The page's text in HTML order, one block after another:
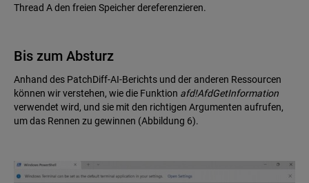
Thread A den freien Speicher dereferenzieren.
Bis zum Absturz
Anhand des PatchDiff-AI-Berichts und der anderen Ressourcen
können wir verstehen, wie die Funktion afd!AfdGetInformation
verwendet wird, und sie mit den richtigen Argumenten aufrufen,
um das Rennen zu gewinnen (Abbildung 6).